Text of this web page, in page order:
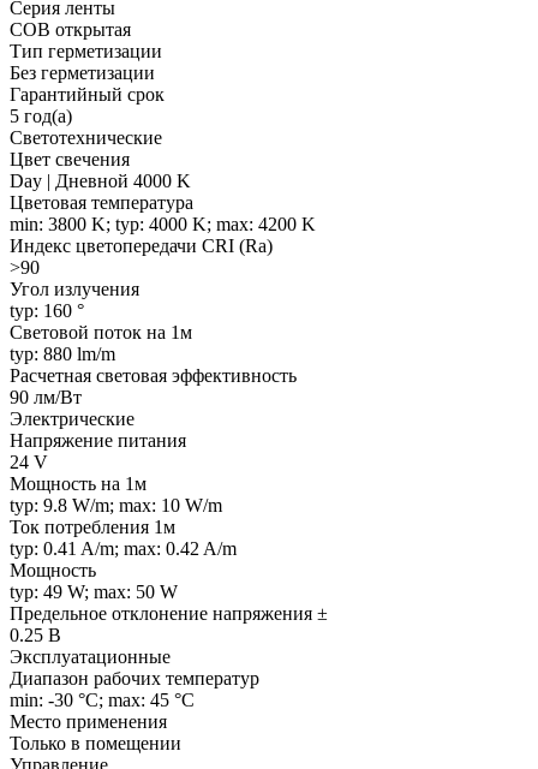
Серия ленты
COB открытая
Тип герметизации
Без герметизации
Гарантийный срок
5 год(а)
Светотехнические
Цвет свечения
Day | Дневной 4000 K
Цветовая температура
min: 3800 K; typ: 4000 K; max: 4200 K
Индекс цветопередачи CRI (Ra)
>90
Угол излучения
typ: 160 °
Световой поток на 1м
typ: 880 lm/m
Расчетная световая эффективность
90 лм/Вт
Электрические
Напряжение питания
24 V
Мощность на 1м
typ: 9.8 W/m; max: 10 W/m
Ток потребления 1м
typ: 0.41 A/m; max: 0.42 A/m
Мощность
typ: 49 W; max: 50 W
Предельное отклонение напряжения ±
0.25 В
Эксплуатационные
Диапазон рабочих температур
min: -30 °C; max: 45 °C
Место применения
Только в помещении
Управление